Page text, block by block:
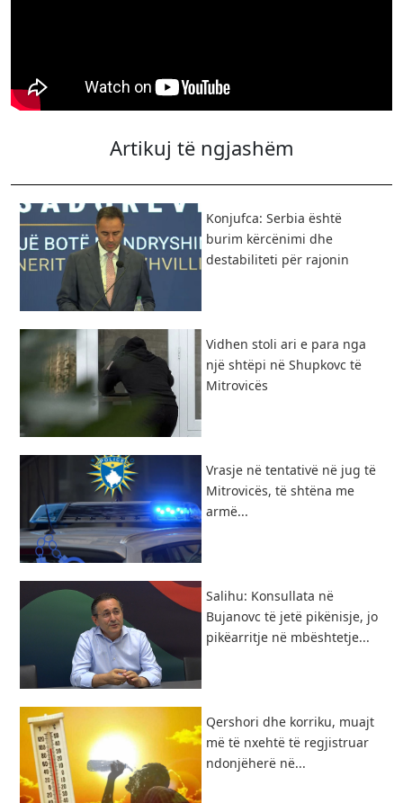
Artikuj të ngjashëm
Konjufca: Serbia është
burim kërcënimi dhe
destabiliteti për rajonin
Vidhen stoli ari e para nga
një shtëpi në Shupkovc të
Mitrovicës
Vrasje në tentativë në jug të
Mitrovicës, të shtëna me
armë...
​Salihu: Konsullata në
Bujanovc të jetë pikënisje, jo
pikëarritje në mbështetje...
Qershori dhe korriku, muajt
më të nxehtë të regjistruar
ndonjëherë në...